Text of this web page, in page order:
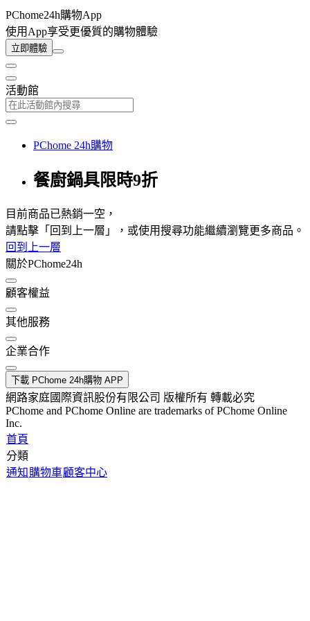
PChome24h購物App
使用App享受更優質的購物體驗
立即體驗
活動館
PChome 24h購物
餐廚鍋具限時9折
目前商品已熱銷一空，
請點擊「回到上一層」，或使用搜尋功能繼續瀏覽更多商品。
回到上一層
關於PChome24h
顧客權益
其他服務
企業合作
下載 PChome 24h購物 APP
網路家庭國際資訊股份有限公司 版權所有 轉載必究
PChome and PChome Online are trademarks of PChome Online
Inc.
首頁
分類
通知 購物車顧客中心